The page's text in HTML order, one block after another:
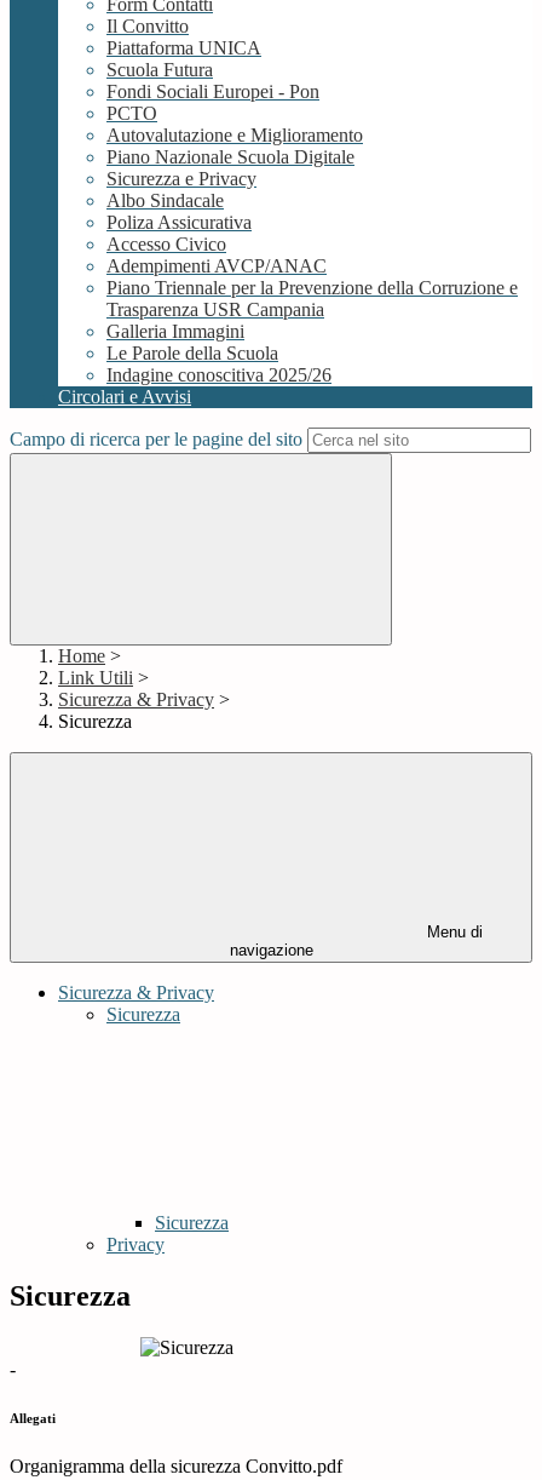
Form Contatti
Il Convitto
Piattaforma UNICA
Scuola Futura
Fondi Sociali Europei - Pon
PCTO
Autovalutazione e Miglioramento
Piano Nazionale Scuola Digitale
Sicurezza e Privacy
Albo Sindacale
Poliza Assicurativa
Accesso Civico
Adempimenti AVCP/ANAC
Piano Triennale per la Prevenzione della Corruzione e
Trasparenza USR Campania
Galleria Immagini
Le Parole della Scuola
Indagine conoscitiva 2025/26
Circolari e Avvisi
Campo di ricerca per le pagine del sito
Home >
Link Utili >
Sicurezza & Privacy >
Sicurezza
Menu di
navigazione
Sicurezza & Privacy
Sicurezza
Sicurezza
Privacy
Sicurezza
-
Allegati
Organigramma della sicurezza Convitto.pdf